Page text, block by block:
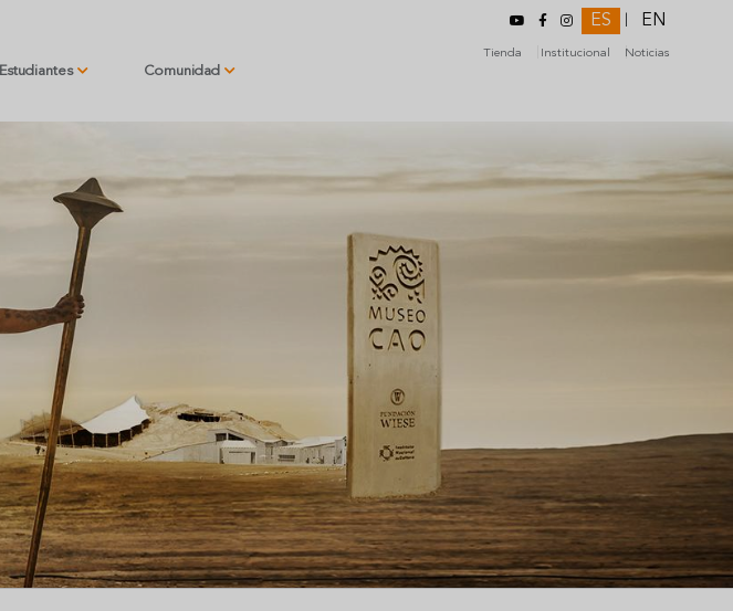
Estudiantes Comunidad
ES EN
Tienda Institucional Noticias